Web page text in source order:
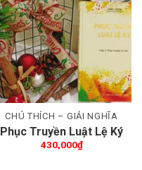
Thêm wishlist
CHÚ THÍCH – GIẢI NGHĨA
Phục Truyền Luật Lệ Ký
430,000₫